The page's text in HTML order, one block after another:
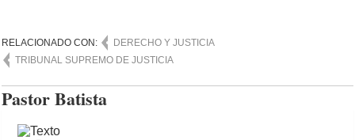
RELACIONADO CON:
DERECHO Y JUSTICIA
TRIBUNAL SUPREMO DE JUSTICIA
Pastor Batista